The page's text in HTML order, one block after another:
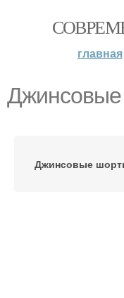
главная
Джинсовые
Джинсовые